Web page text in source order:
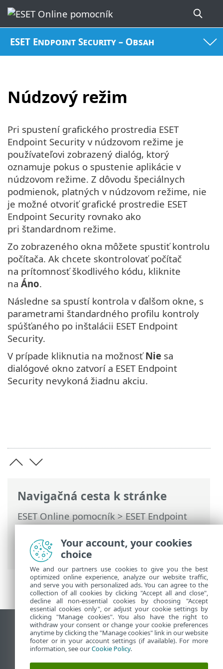
ESET Endpoint Security – Obsah
Núdzový režim
Navigačná cesta k stránke
ESET Online pomocník>ESET Endpoint
Security>Rozšírené nastavenia>
Používateľské rozhranie> Oznamovacie
okná > Núdzový režim
Pri spustení grafického prostredia ESET
Endpoint Security v núdzovom režime je
používateľovi zobrazený dialóg, ktorý
oznamuje pokus o spustenie aplikácie v
núdzovom režime. Z dôvodu špeciálnych
podmienok, platných v núdzovom režime, nie
je možné otvoriť grafické prostredie ESET
Endpoint Security rovnako ako
pri štandardnom režime.
Zo zobrazeného okna môžete spustiť kontrolu
počítača. Ak chcete skontrolovať počítač
na prítomnosť škodlivého kódu, kliknite
na Áno.
Následne sa spustí kontrola v ďalšom okne, s
parametrami štandardného profilu kontroly
spúšťaného po inštalácii ESET Endpoint
Security.
V prípade kliknutia na možnosťNie sa
dialógové okno zatvorí a ESET Endpoint
Security nevykoná žiadnu akciu.
Zobraziť stránku ako na počítači
End of Life
Databáza znalostí ESET
Your account, your cookies
choice
We and our partners use cookies to give you the best
optimized online experience, analyze our website traffic,
and serve you with personalized ads. You can agree to the
collection of all cookies by clicking "Accept all and close",
decline all non-essential cookies by choosing "Accept
essential cookies only", or adjust your cookie settings by
clicking "Manage cookies". You also have the right to
withdraw your consent or change your cookie preferences
anytime by clicking the "Manage cookies" link in our website
footer or in your account settings (if available). For more
information, see ourCookie Policy.